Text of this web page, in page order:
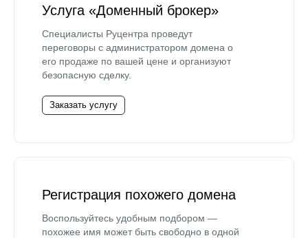
Услуга «Доменный брокер»
Специалисты Руцентра проведут
переговоры с администратором домена о
его продаже по вашей цене и организуют
безопасную сделку.
Заказать услугу
Регистрация похожего домена
Воспользуйтесь удобным подбором —
похожее имя может быть свободно в одной